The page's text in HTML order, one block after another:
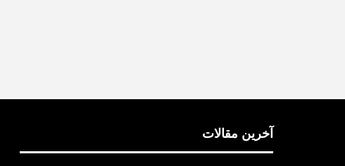
آخرین مقالات